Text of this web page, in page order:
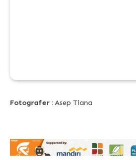
Fotografer : Asep Tiana